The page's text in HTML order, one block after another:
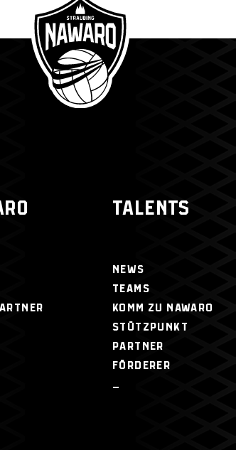
TALENTS
NEWS
TEAMS
KOMM ZU NAWARO
STÜTZPUNKT
PARTNER
FÖRDERER
–